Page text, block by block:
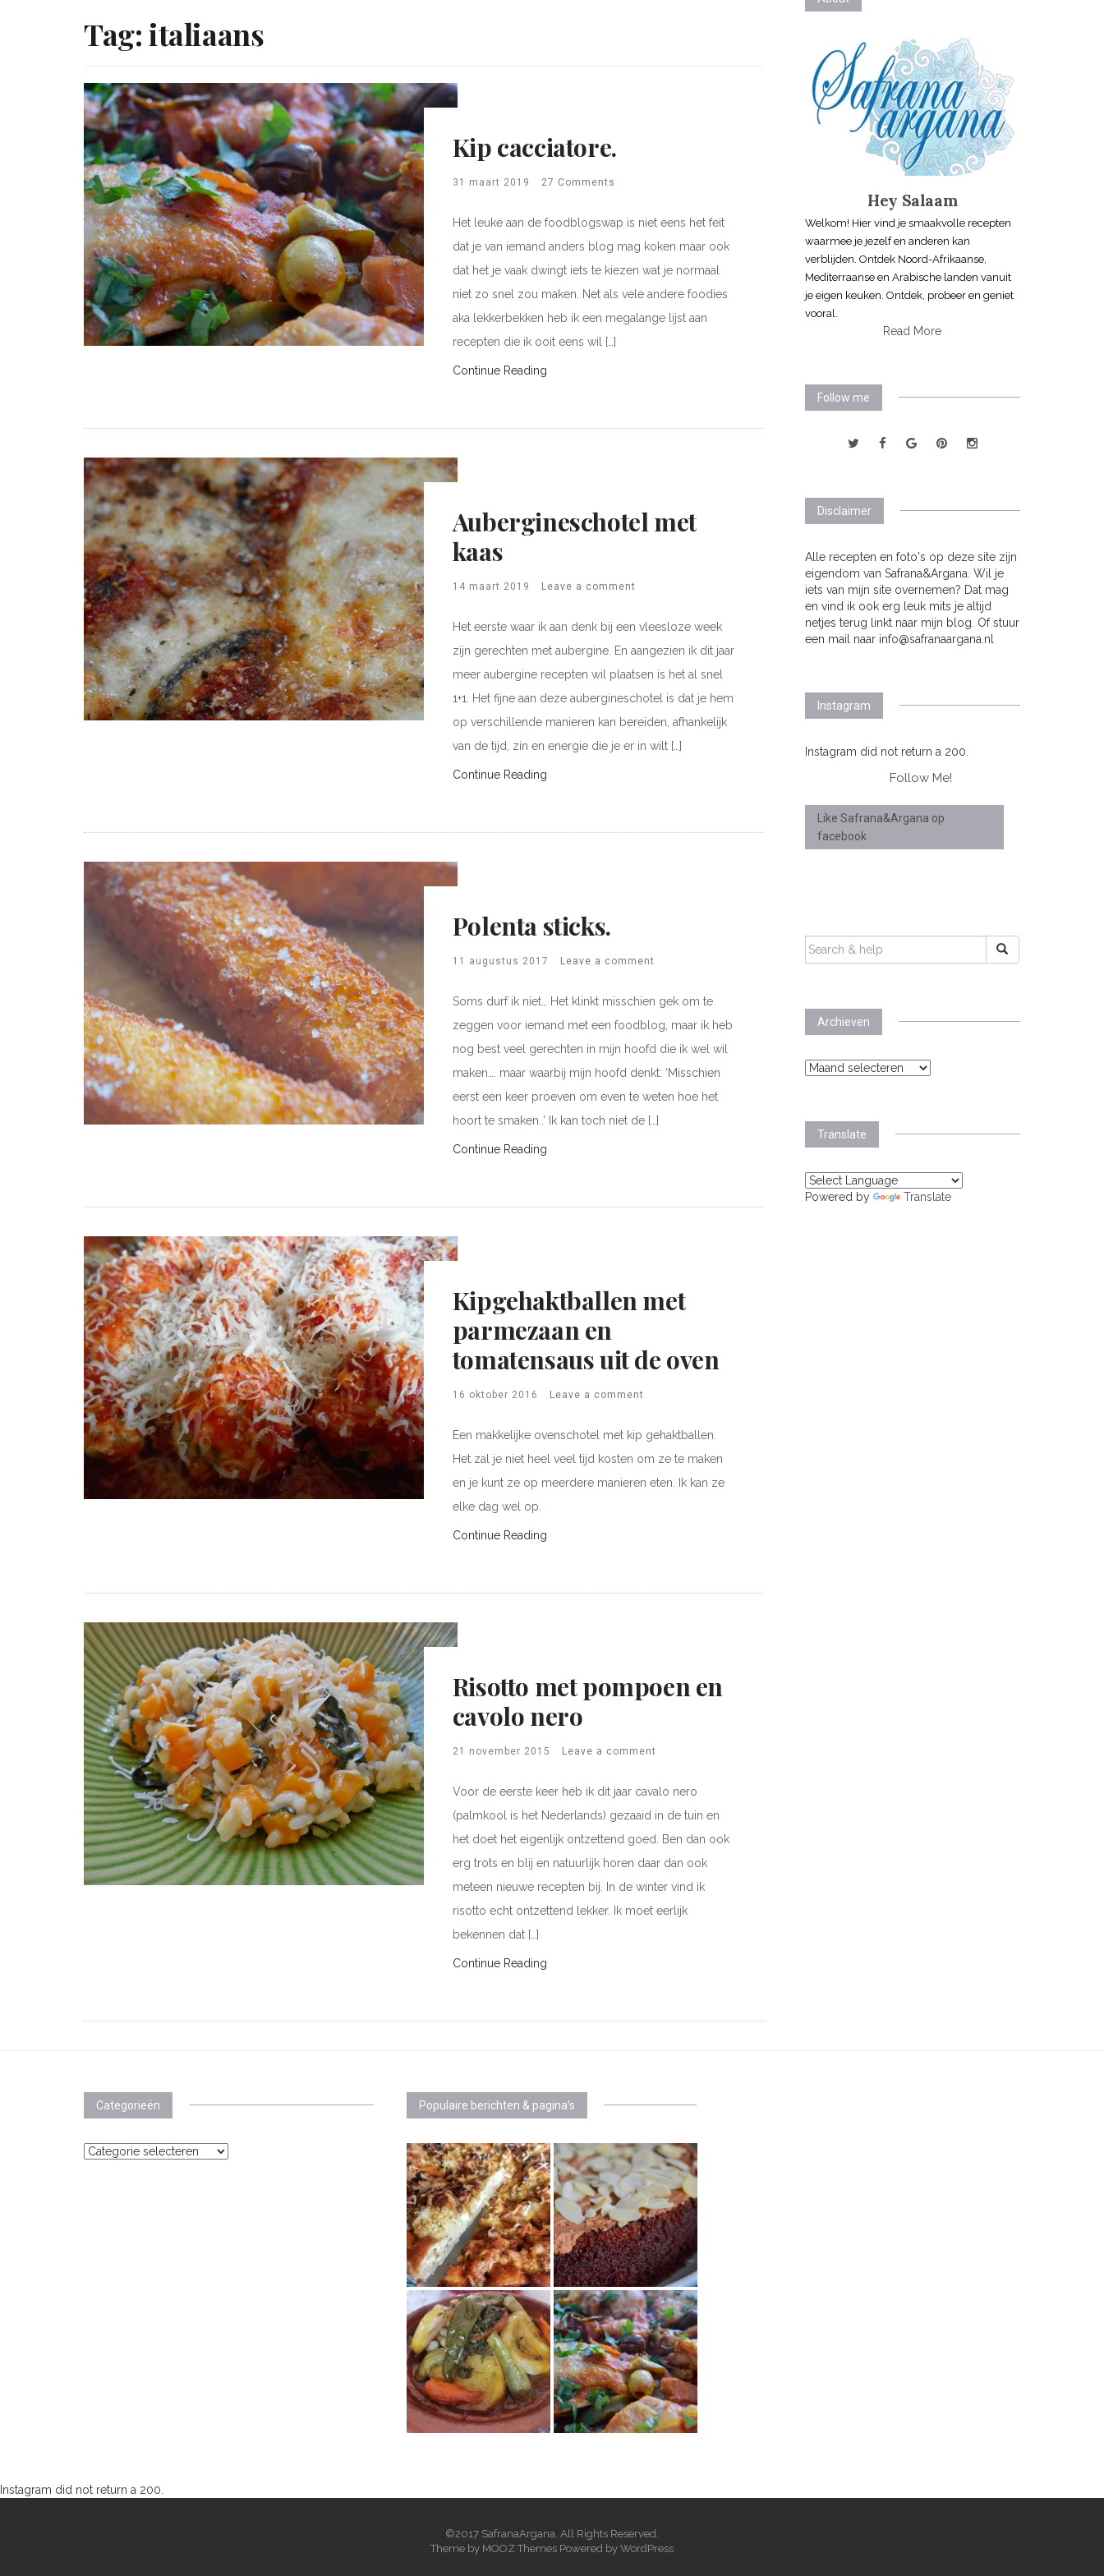
Tag:italiaans
Kip cacciatore.
31 maart 2019 27 Comments
Het leuke aan de foodblogswap is niet eens het feit
dat je van iemand anders blog mag koken maar ook
dat het je vaak dwingt iets te kiezen wat je normaal
niet zo snel zou maken. Net als vele andere foodies
aka lekkerbekken heb ik een megalange lijst aan
recepten die ik ooit eens wil […]
Continue Reading
Aubergineschotel met
kaas
14 maart 2019 Leave a comment
Het eerste waar ik aan denk bij een vleesloze week
zijn gerechten met aubergine. En aangezien ik dit jaar
meer aubergine recepten wil plaatsen is het al snel
1+1. Het fijne aan deze aubergineschotel is dat je hem
op verschillende manieren kan bereiden, afhankelijk
van de tijd, zin en energie die je er in wilt […]
Continue Reading
Polenta sticks.
11 augustus 2017 Leave a comment
Soms durf ik niet… Het klinkt misschien gek om te
zeggen voor iemand met een foodblog, maar ik heb
nog best veel gerechten in mijn hoofd die ik wel wil
maken…. maar waarbij mijn hoofd denkt: ‘Misschien
eerst een keer proeven om even te weten hoe het
hoort te smaken..’ Ik kan toch niet de […]
Continue Reading
Kipgehaktballen met
parmezaan en
tomatensaus uit de oven
16 oktober 2016 Leave a comment
Een makkelijke ovenschotel met kip gehaktballen.
Het zal je niet heel veel tijd kosten om ze te maken
en je kunt ze op meerdere manieren eten. Ik kan ze
elke dag wel op.
Continue Reading
Risotto met pompoen en
cavolo nero
21 november 2015 Leave a comment
Voor de eerste keer heb ik dit jaar cavalo nero
(palmkool is het Nederlands) gezaaid in de tuin en
het doet het eigenlijk ontzettend goed. Ben dan ook
erg trots en blij en natuurlijk horen daar dan ook
meteen nieuwe recepten bij. In de winter vind ik
risotto echt ontzettend lekker. Ik moet eerlijk
bekennen dat […]
Continue Reading
Hey Salaam
Welkom! Hier vind je smaakvolle recepten
waarmee je jezelf en anderen kan
verblijden. Ontdek Noord-Afrikaanse,
Mediterraanse en Arabische landen vanuit
je eigen keuken. Ontdek, probeer en geniet
vooral.
Read More
Follow me
Disclaimer
Alle recepten en foto's op deze site zijn
eigendom van Safrana&Argana. Wil je
iets van mijn site overnemen? Dat mag
en vind ik ook erg leuk mits je altijd
netjes terug linkt naar mijn blog. Of stuur
een mail naar info@safranaargana.nl
Instagram
Instagram did not return a 200.
Follow Me!
Like Safrana&Argana op
facebook
SEARCH
FOR:
Archieven
Archieven
Translate
Powered by Translate
Categorieën
Categorieën
Populaire berichten & pagina’s
Instagram did not return a 200.
©2017 SafranaArgana. All Rights Reserved.
Theme by MOOZ Themes Powered by WordPress